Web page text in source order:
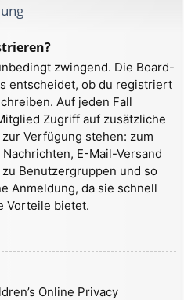
zwingend. Die Board-
entscheidet, ob du registriert
Auf jeden Fall
Zugriff auf zusätzliche
Verfügung stehen: zum
E-Mail-Versand
Benutzergruppen und so
Anmeldung, da sie schnell
Vorteile bietet.
Online Privacy